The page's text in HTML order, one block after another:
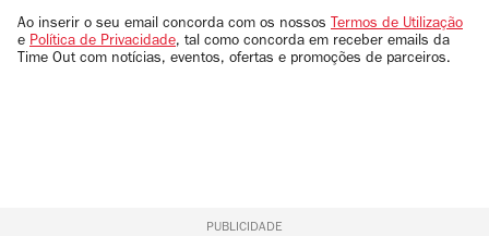
email
Ao inserir o seu email concorda com os nossos Termos de Utilização
e Política de Privacidade, tal como concorda em receber emails da
Time Out com notícias, eventos, ofertas e promoções de parceiros.
PUBLICIDADE